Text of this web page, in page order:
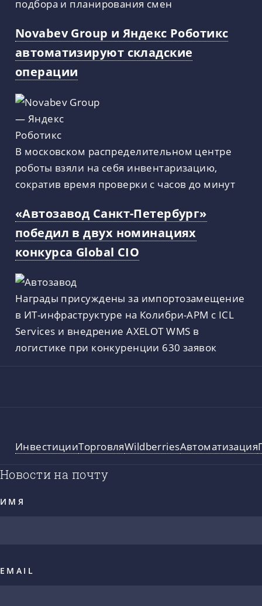
подбора и планирования смен
Novabev Group и Яндекс Роботикс
автоматизируют складские
операции
В московском распределительном центре
роботы взяли на себя инвентаризацию,
сократив время проверки с часов до минут
«Автозавод Санкт-Петербург»
победил в двух номинациях
конкурса Global CIO
Награды присуждены за импортозамещение
в ИТ-инфраструктуре на Колибри-АРМ с ICL
Services и внедрение AXELOT WMS в
логистике при конкуренции 630 заявок
ИнвестицииТорговляWildberriesАвтоматизация
Новости на почту
ИМЯ
EMAIL